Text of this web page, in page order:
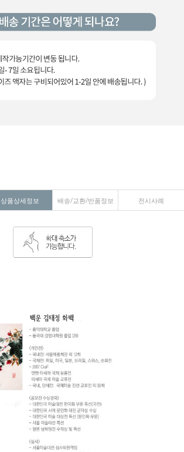
상품상세정보 배송/교환/반품정보 전시사례